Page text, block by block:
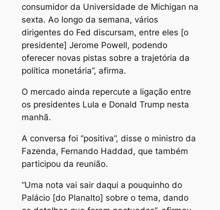
consumidor da Universidade de Michigan na
sexta. Ao longo da semana, vários
dirigentes do Fed discursam, entre eles [o
presidente] Jerome Powell, podendo
oferecer novas pistas sobre a trajetória da
política monetária”, afirma.
O mercado ainda repercute a ligação entre
os presidentes Lula e Donald Trump nesta
manhã.
A conversa foi “positiva”, disse o ministro da
Fazenda, Fernando Haddad, que também
participou da reunião.
“Uma nota vai sair daqui a pouquinho do
Palácio [do Planalto] sobre o tema, dando